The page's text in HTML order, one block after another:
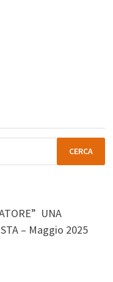
UNA
– Maggio 2025